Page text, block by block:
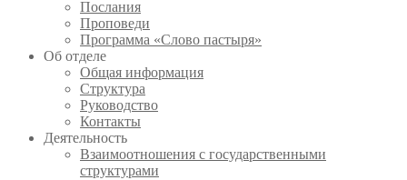
Послания
Проповеди
Программа «Слово пастыря»
Об отделе
Общая информация
Структура
Руководство
Контакты
Деятельность
Взаимоотношения с государственными
структурами